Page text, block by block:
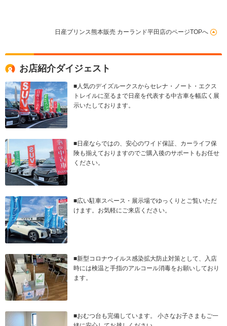
日産プリンス熊本販売 カーランド平田店のページTOPへ
お店紹介ダイジェスト
■人気のデイズルークスからセレナ・ノート・エクス
トレイルに至るまで日産を代表する中古車を幅広く展
示いたしております。
■日産ならではの、安心のワイド保証、カーライフ保
険も揃えておりますのでご購入後のサポートもお任せ
ください。
■広い駐車スペース・展示場でゆっくりとご覧いただ
けます。お気軽にご来店ください。
■新型コロナウイルス感染拡大防止対策として、入店
時には検温と手指のアルコール消毒をお願いしており
ます。
■おむつ台も完備しています。 小さなお子さまもご一